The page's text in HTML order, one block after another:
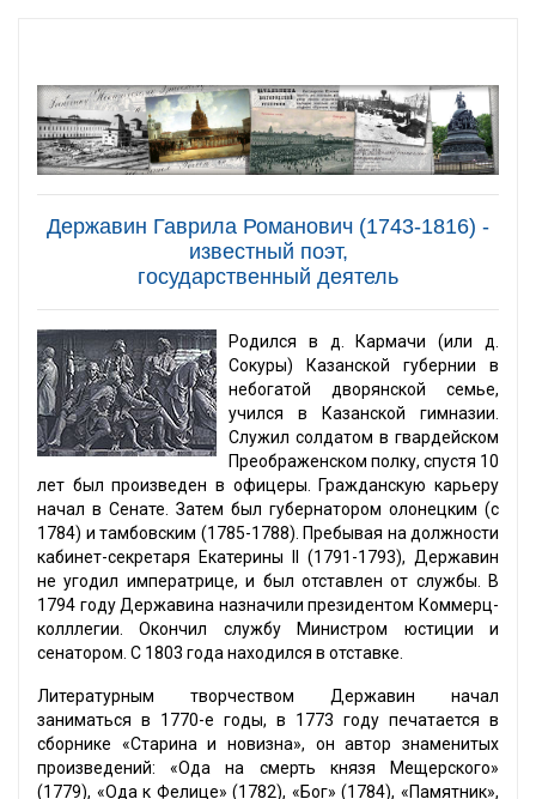
Державин Гаврила Романович (1743-1816) -
известный поэт,
государственный деятель
Родился в д. Кармачи (или д.
Сокуры) Казанской губернии в
небогатой дворянской семье,
учился в Казанской гимназии.
Служил солдатом в гвардейском
Преображенском полку, спустя 10
лет был произведен в офицеры. Гражданскую карьеру
начал в Сенате. Затем был губернатором олонецким (с
1784) и тамбовским (1785-1788). Пребывая на должности
кабинет-секретаря Екатерины II (1791-1793), Державин
не угодил императрице, и был отставлен от службы. В
1794 году Державина назначили президентом Коммерц-
колллегии. Окончил службу Министром юстиции и
сенатором. С 1803 года находился в отставке.
Литературным творчеством Державин начал
заниматься в 1770-е годы, в 1773 году печатается в
сборнике «Старина и новизна», он автор знаменитых
произведений: «Ода на смерть князя Мещерского»
(1779), «Ода к Фелице» (1782), «Бог» (1784), «Памятник»,